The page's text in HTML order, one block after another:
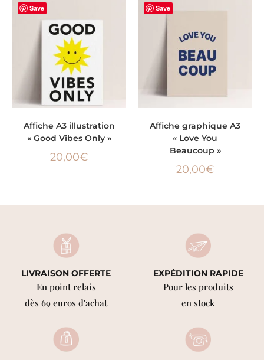
Save
Affiche A3 illustration
« Good Vibes Only »
20,00€
Save
Affiche graphique A3
« Love You
Beaucoup »
20,00€
LIVRAISON OFFERTE
En point relais
dès 69 euros d'achat
EXPÉDITION RAPIDE
Pour les produits
en stock